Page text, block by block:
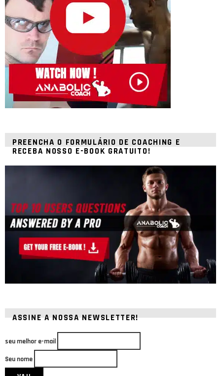
PREENCHA O FORMULÁRIO DE COACHING E
RECEBA NOSSO E-BOOK GRATUITO!
ASSINE A NOSSA NEWSLETTER!
seu melhor e-mail
Seu nome